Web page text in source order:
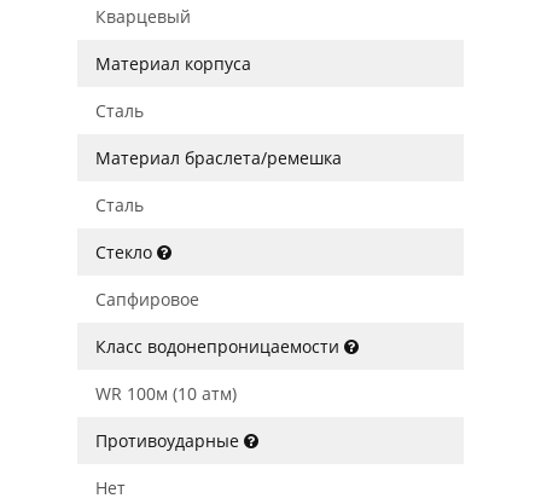
Кварцевый
Материал корпуса
Сталь
Материал браслета/ремешка
Сталь
Стекло
Сапфировое
Класс водонепроницаемости
WR 100м (10 атм)
Противоударные
Нет